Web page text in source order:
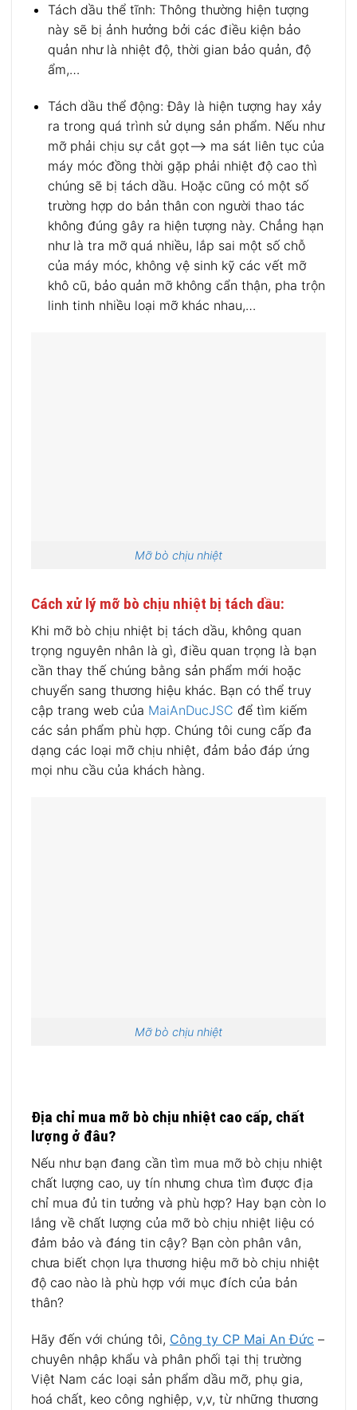
Tách dầu thể tĩnh: Thông thường hiện tượng
này sẽ bị ảnh hưởng bởi các điều kiện bảo
quản như là nhiệt độ, thời gian bảo quản, độ
ẩm,…
Tách dầu thể động: Đây là hiện tượng hay xảy
ra trong quá trình sử dụng sản phẩm. Nếu như
mỡ phải chịu sự cắt gọt—> ma sát liên tục của
máy móc đồng thời gặp phải nhiệt độ cao thì
chúng sẽ bị tách dầu. Hoặc cũng có một số
trường hợp do bản thân con người thao tác
không đúng gây ra hiện tượng này. Chẳng hạn
như là tra mỡ quá nhiều, lắp sai một số chỗ
của máy móc, không vệ sinh kỹ các vết mỡ
khô cũ, bảo quản mỡ không cẩn thận, pha trộn
linh tinh nhiều loại mỡ khác nhau,…
Mỡ bò chịu nhiệt
Cách xử lý mỡ bò chịu nhiệt bị tách dầu:
Khi mỡ bò chịu nhiệt bị tách dầu, không quan
trọng nguyên nhân là gì, điều quan trọng là bạn
cần thay thế chúng bằng sản phẩm mới hoặc
chuyển sang thương hiệu khác. Bạn có thể truy
cập trang web của MaiAnDucJSC để tìm kiếm
các sản phẩm phù hợp. Chúng tôi cung cấp đa
dạng các loại mỡ chịu nhiệt, đảm bảo đáp ứng
mọi nhu cầu của khách hàng.
Mỡ bò chịu nhiệt
Địa chỉ mua mỡ bò chịu nhiệt cao cấp, chất
lượng ở đâu?
Nếu như bạn đang cần tìm mua mỡ bò chịu nhiệt
chất lượng cao, uy tín nhưng chưa tìm được địa
chỉ mua đủ tin tưởng và phù hợp? Hay bạn còn lo
lắng về chất lượng của mỡ bò chịu nhiệt liệu có
đảm bảo và đáng tin cậy? Bạn còn phân vân,
chưa biết chọn lựa thương hiệu mỡ bò chịu nhiệt
độ cao nào là phù hợp với mục đích của bản
thân?
Hãy đến với chúng tôi, Công ty CP Mai An Đức –
chuyên nhập khẩu và phân phối tại thị trường
Việt Nam các loại sản phẩm dầu mỡ, phụ gia,
hoá chất, keo công nghiệp, v,v, từ những thương